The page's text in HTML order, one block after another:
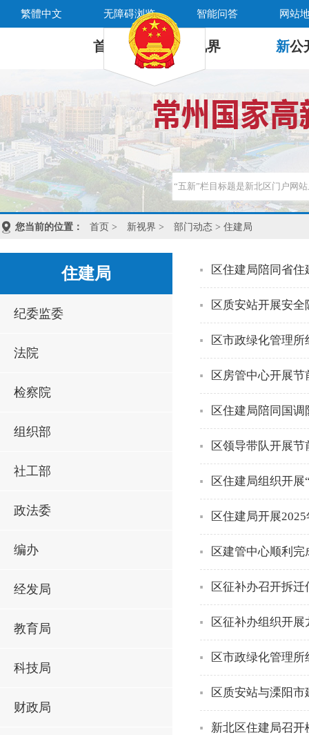
繁體中文 无障碍浏览 智能问答 网站
首 页 新 视界 新公
您当前的位置： 首页 > 新视界 > 部门动态 > 住建局
住建局
纪委监委
法院
检察院
组织部
社工部
政法委
编办
经发局
教育局
科技局
财政局
区住建局陪同省
区质安站开展安
区市政绿化管理
区房管中心开展
区住建局陪同国
区领导带队开展
区住建局组织开
区住建局开展
区建管中心顺利
区征补办召开拆
区征补办组织开
区市政绿化管理
区质安站与溧阳
新北区住建局召